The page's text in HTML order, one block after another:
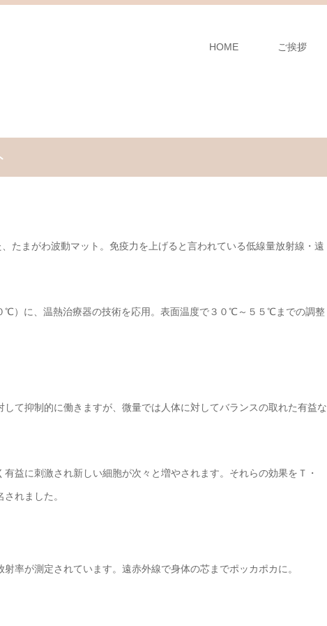
HOME ご挨拶
たまがわ波動マット。免疫力を上げると言われている低線量放射線・遠
℃）に、温熱治療器の技術を応用。表面温度で３０℃～５５℃までの調整
て抑制的に働きますが、微量では人体に対してバランスの取れた有益な
益に刺激され新しい細胞が次々と増やされます。それらの効果をＴ・
れました。
率が測定されています。遠赤外線で身体の芯までポッカポカに。